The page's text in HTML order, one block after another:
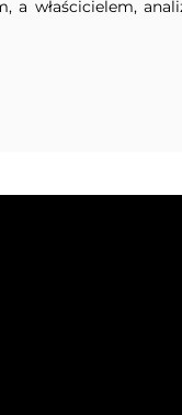
właścicielem,